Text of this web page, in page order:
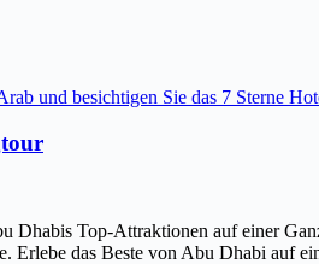
und besichtigen Sie das 7 Sterne
Dhabis Top-Attraktionen auf einer
Erlebe das Beste von Abu Dhabi auf